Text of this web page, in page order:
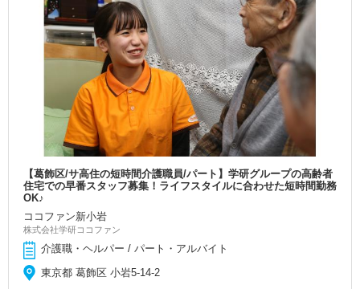
【葛飾区/サ高住の短時間介護職員/パート】学研グループの高齢者
住宅での早番スタッフ募集！ライフスタイルに合わせた短時間勤務
OK♪
ココファン新小岩
株式会社学研ココファン
介護職・ヘルパー / パート・アルバイト
東京都 葛飾区 小岩5-14-2